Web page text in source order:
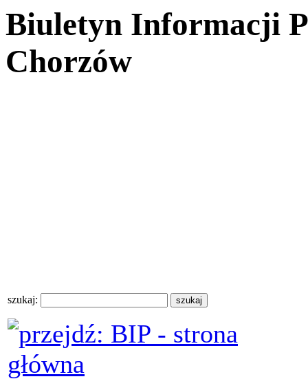
Biuletyn Informacji
Chorzów
szukaj: